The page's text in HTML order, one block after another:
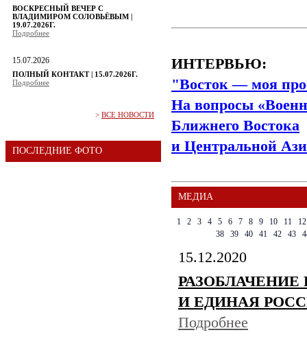
ВОСКРЕСНЫЙ ВЕЧЕР С
ВЛАДИМИРОМ СОЛОВЬЁВЫМ |
19.07.2026Г.
Подробнее
15.07.2026
ПОЛНЫЙ КОНТАКТ | 15.07.2026Г.
Подробнее
> ВСЕ НОВОСТИ
ПОСЛЕДНИЕ ФОТО
ИНТЕРВЬЮ:
"Восток — моя
На вопросы
Ближнего Востока
и Центральной
МЕДИА
1 2 3 4 5 6 7 8 9 10 11
12
38
39 40 41 42 43
15.12.2020
И ЕДИНАЯ
Подробнее